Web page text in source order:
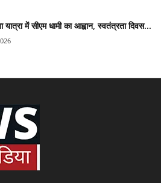
यात्रा में सीएम धामी का आह्वान, स्वतंत्रता दिवस...